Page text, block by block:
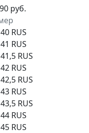
руб.
40 RUS
41 RUS
41,5 RUS
42 RUS
42,5 RUS
43 RUS
43,5 RUS
44 RUS
45 RUS